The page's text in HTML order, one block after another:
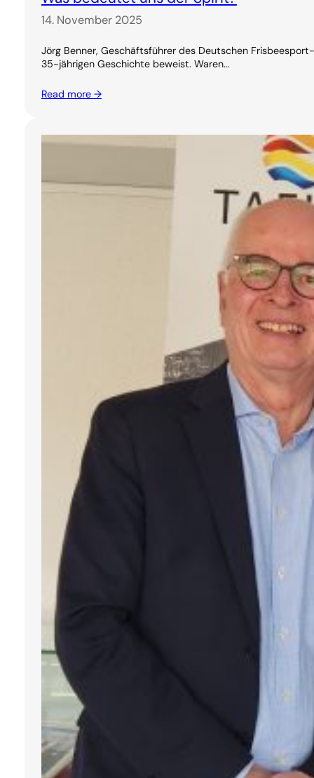
14. November 2025
Jörg Benner, Geschäftsführer des Deutschen
35-jährigen Geschichte beweist. Waren…
Read more →